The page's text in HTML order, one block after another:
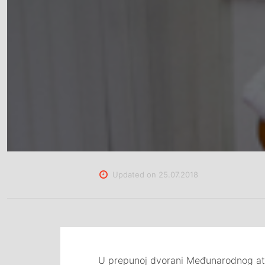
Updated on 25.07.2018
U prepunoj dvorani Međunarodnog